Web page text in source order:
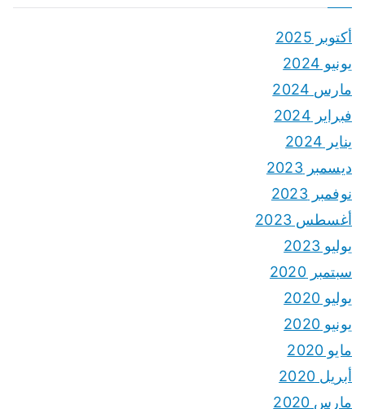
أكتوبر 2025
يونيو 2024
مارس 2024
فبراير 2024
يناير 2024
ديسمبر 2023
نوفمبر 2023
أغسطس 2023
يوليو 2023
سبتمبر 2020
يوليو 2020
يونيو 2020
مايو 2020
أبريل 2020
مارس 2020